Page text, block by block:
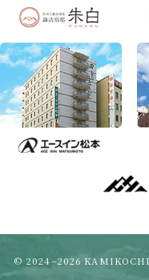
© 2024–2026